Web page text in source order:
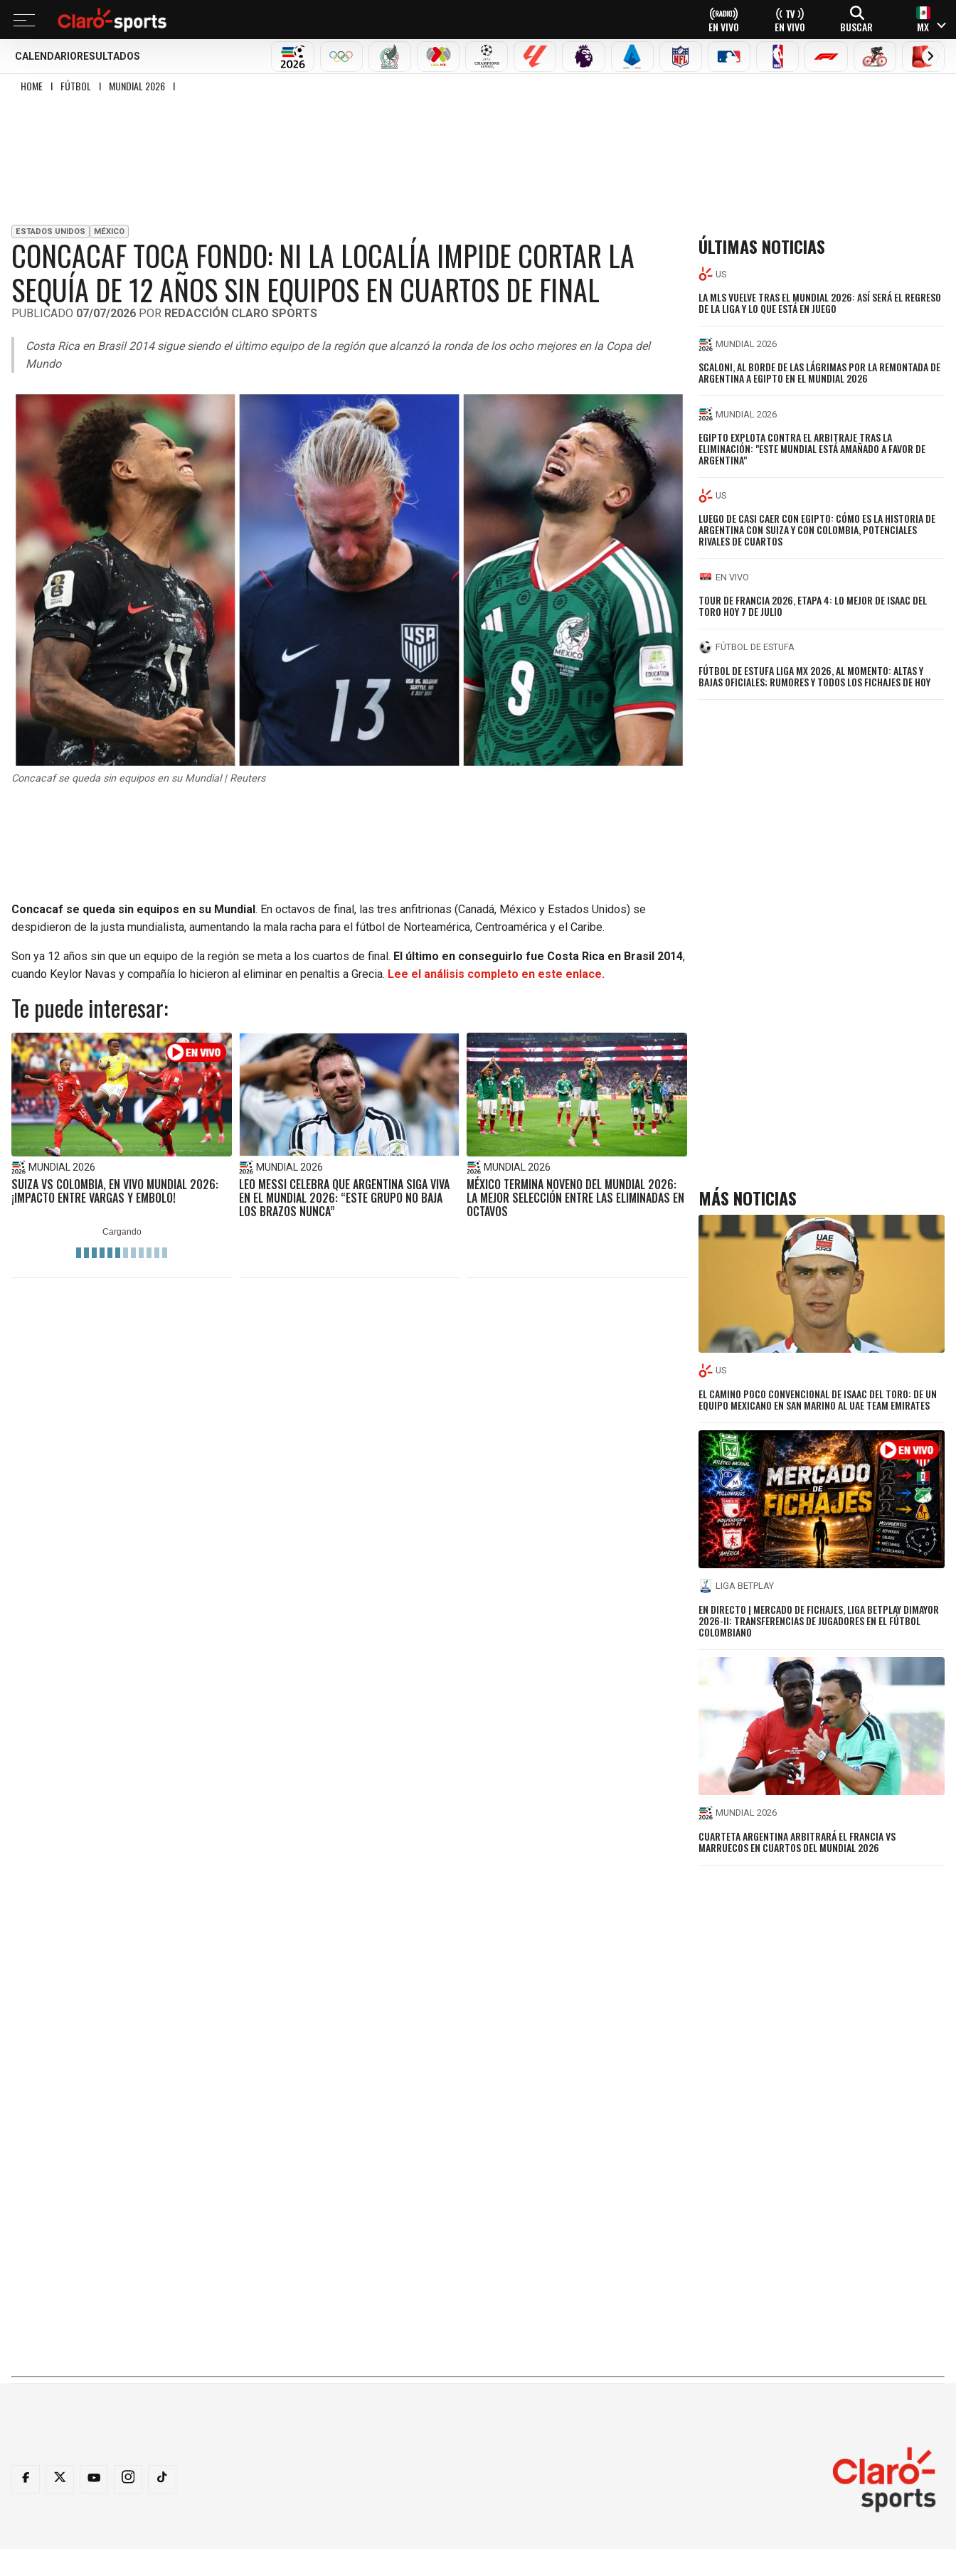
EN VIVO EN VIVO BUSCAR MX
CALENDARIO RESULTADOS
MUNDIAL 2026OLÍMPICOSSELECCIÓN MEXICANA
LIGA MX CHAMPIONS LEAGUE
LALIGA PREMIER LEAGUE
SERIE A NFL MLB NBA FÓRMULA 1CICLISMOBOXEO
HOME I FÚTBOL I MUNDIAL 2026 I
ESTADOS UNIDOS MÉXICO
CONCACAF TOCA FONDO: NI LA LOCALÍA IMPIDE CORTAR LA
SEQUÍA DE 12 AÑOS SIN EQUIPOS EN CUARTOS DE FINAL
PUBLICADO 07/07/2026 POR REDACCIÓN CLARO SPORTS
Costa Rica en Brasil 2014 sigue siendo el último equipo de la región que alcanzó la ronda de los ocho mejores en la Copa del
Mundo
Concacaf se queda sin equipos en su Mundial | Reuters
Concacaf se queda sin equipos en su Mundial. En octavos de final, las tres anfitrionas (Canadá, México y Estados Unidos) se
despidieron de la justa mundialista, aumentando la mala racha para el fútbol de Norteamérica, Centroamérica y el Caribe.
Son ya 12 años sin que un equipo de la región se meta a los cuartos de final. El último en conseguirlo fue Costa Rica en Brasil 2014,
cuando Keylor Navas y compañía lo hicieron al eliminar en penaltis a Grecia. Lee el análisis completo en este enlace.
Te puede interesar:
MUNDIAL 2026
SUIZA VS COLOMBIA, EN VIVO MUNDIAL 2026:
¡IMPACTO ENTRE VARGAS Y EMBOLO!
MUNDIAL 2026
LEO MESSI CELEBRA QUE ARGENTINA SIGA VIVA
EN EL MUNDIAL 2026: “ESTE GRUPO NO BAJA
LOS BRAZOS NUNCA”
MUNDIAL 2026
MÉXICO TERMINA NOVENO DEL MUNDIAL 2026:
LA MEJOR SELECCIÓN ENTRE LAS ELIMINADAS EN
OCTAVOS
ÚLTIMAS NOTICIAS
US
LA MLS VUELVE TRAS EL MUNDIAL 2026: ASÍ SERÁ EL REGRESO
DE LA LIGA Y LO QUE ESTÁ EN JUEGO
MUNDIAL 2026
SCALONI, AL BORDE DE LAS LÁGRIMAS POR LA REMONTADA DE
ARGENTINA A EGIPTO EN EL MUNDIAL 2026
MUNDIAL 2026
EGIPTO EXPLOTA CONTRA EL ARBITRAJE TRAS LA
ELIMINACIÓN: "ESTE MUNDIAL ESTÁ AMAÑADO A FAVOR DE
ARGENTINA"
US
LUEGO DE CASI CAER CON EGIPTO: CÓMO ES LA HISTORIA DE
ARGENTINA CON SUIZA Y CON COLOMBIA, POTENCIALES
RIVALES DE CUARTOS
EN VIVO
TOUR DE FRANCIA 2026, ETAPA 4: LO MEJOR DE ISAAC DEL
TORO HOY 7 DE JULIO
FÚTBOL DE ESTUFA
FÚTBOL DE ESTUFA LIGA MX 2026, AL MOMENTO: ALTAS Y
BAJAS OFICIALES; RUMORES Y TODOS LOS FICHAJES DE HOY
MÁS NOTICIAS
US
EL CAMINO POCO CONVENCIONAL DE ISAAC DEL TORO: DE UN
EQUIPO MEXICANO EN SAN MARINO AL UAE TEAM EMIRATES
LIGA BETPLAY
EN DIRECTO | MERCADO DE FICHAJES, LIGA BETPLAY DIMAYOR
2026-II: TRANSFERENCIAS DE JUGADORES EN EL FÚTBOL
COLOMBIANO
MUNDIAL 2026
CUARTETA ARGENTINA ARBITRARÁ EL FRANCIA VS
MARRUECOS EN CUARTOS DEL MUNDIAL 2026